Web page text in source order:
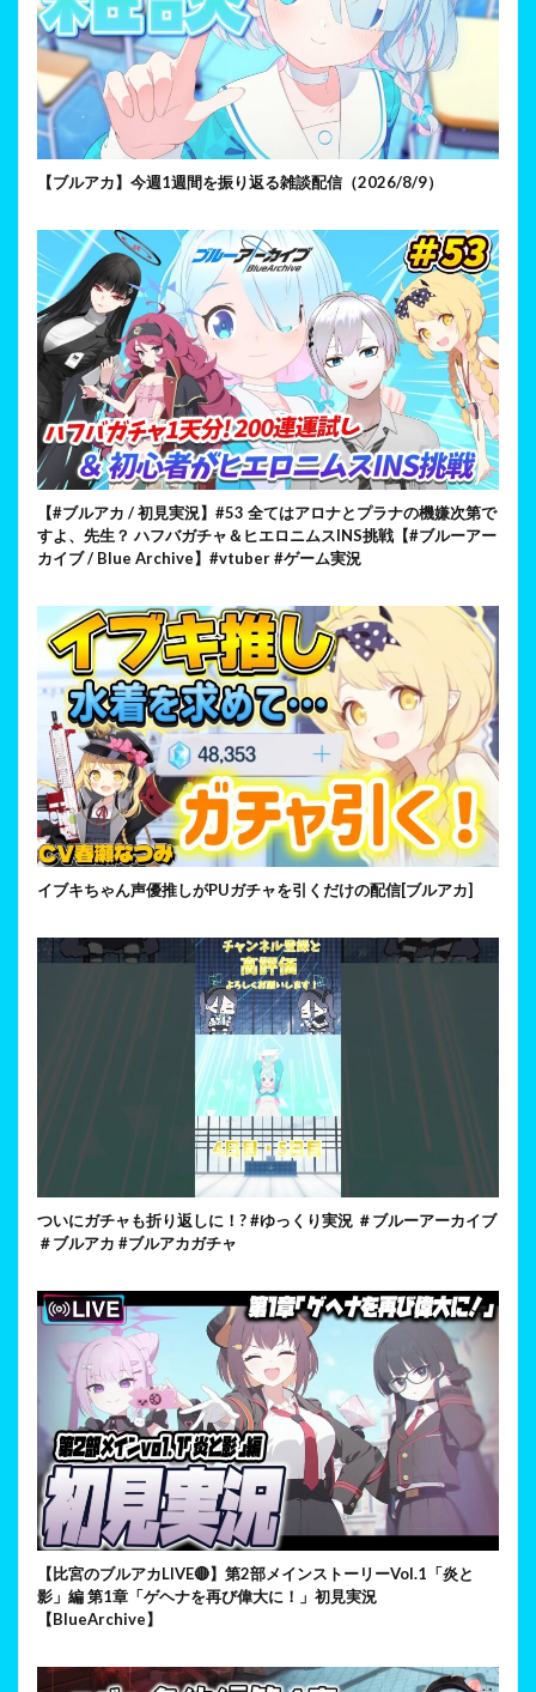
【ブルアカ】今週1週間を振り返る雑談配信（2026/8/9）
【#ブルアカ / 初見実況】#53 全てはアロナとプラナの機嫌次第で
すよ、先生？ ハフバガチャ＆ヒエロニムスINS挑戦【#ブルーアー
カイブ / Blue Archive】#vtuber #ゲーム実況
イブキちゃん声優推しがPUガチャを引くだけの配信[ブルアカ]
ついにガチャも折り返しに！? #ゆっくり実況 ＃ブルーアーカイブ
＃ブルアカ #ブルアカガチャ
【比宮のブルアカLIVE🔴】第2部メインストーリーVol.1「炎と
影」編 第1章「ゲヘナを再び偉大に！」初見実況
【BlueArchive】